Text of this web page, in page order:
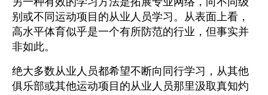
别或不同运动项目的从业人员学习。从表面上看，
高水平体育似乎是一个有所防范的行业，但事实并
非如此。
绝大多数从业人员都希望不断向同行学习，从其他
俱乐部或其他运动项目的从业人员那里汲取真知灼